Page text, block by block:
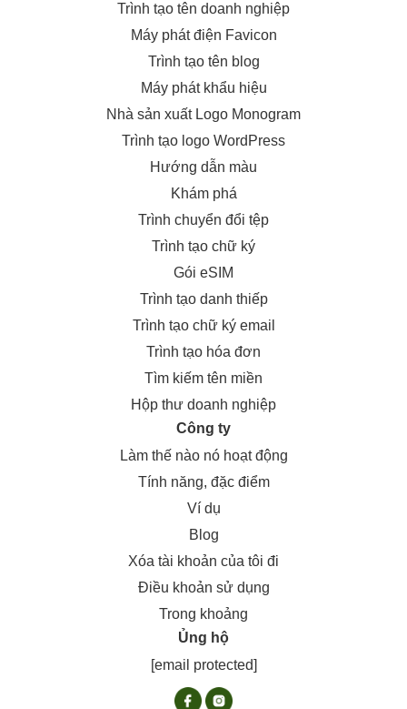
Trình tạo tên doanh nghiệp
Máy phát điện Favicon
Trình tạo tên blog
Máy phát khẩu hiệu
Nhà sản xuất Logo Monogram
Trình tạo logo WordPress
Hướng dẫn màu
Khám phá
Trình chuyển đổi tệp
Trình tạo chữ ký
Gói eSIM
Trình tạo danh thiếp
Trình tạo chữ ký email
Trình tạo hóa đơn
Tìm kiếm tên miền
Hộp thư doanh nghiệp
Công ty
Làm thế nào nó hoạt động
Tính năng, đặc điểm
Ví dụ
Blog
Xóa tài khoản của tôi đi
Điều khoản sử dụng
Trong khoảng
Ủng hộ
[email protected]